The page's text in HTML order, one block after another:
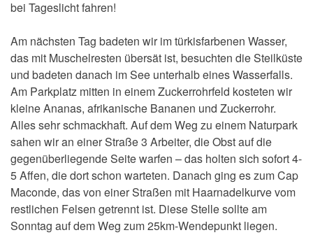
bei Tageslicht fahren!
Am nächsten Tag badeten wir im türkisfarbenen Wasser,
das mit Muschelresten übersät ist, besuchten die Steilküste
und badeten danach im See unterhalb eines Wasserfalls.
Am Parkplatz mitten in einem Zuckerrohrfeld kosteten wir
kleine Ananas, afrikanische Bananen und Zuckerrohr.
Alles sehr schmackhaft. Auf dem Weg zu einem Naturpark
sahen wir an einer Straße 3 Arbeiter, die Obst auf die
gegenüberliegende Seite warfen – das holten sich sofort 4-
5 Affen, die dort schon warteten. Danach ging es zum Cap
Maconde, das von einer Straßen mit Haarnadelkurve vom
restlichen Felsen getrennt ist. Diese Stelle sollte am
Sonntag auf dem Weg zum 25km-Wendepunkt liegen.